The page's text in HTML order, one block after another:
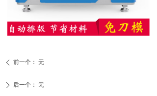
ꄴ 前一个： 无
ꄲ 后一个： 无